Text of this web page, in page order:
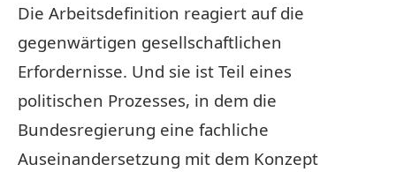
Die Arbeitsdefinition reagiert auf die
gegenwärtigen gesellschaftlichen
Erfordernisse. Und sie ist Teil eines
politischen Prozesses, in dem die
Bundesregierung eine fachliche
Auseinandersetzung mit dem Konzept